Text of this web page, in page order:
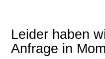
Leider haben
Anfrage in